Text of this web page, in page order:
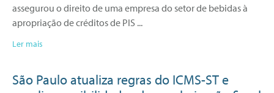
assegurou o direito de uma empresa do setor de bebidas à
apropriação de créditos de PIS
Ler mais
São Paulo atualiza regras do ICMS-ST e